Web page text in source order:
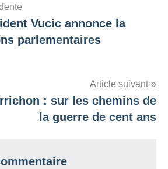
Vucic annonce la
parlementaires
Article suivant
: sur les chemins de
la guerre de cent ans